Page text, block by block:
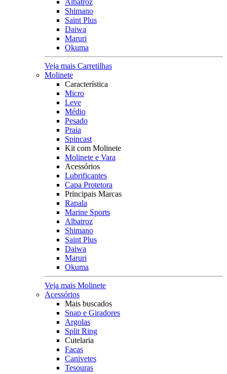
Albatroz
Shimano
Saint Plus
Daiwa
Maruri
Okuma
Veja mais Carretilhas
Molinete
Característica
Micro
Leve
Médio
Pesado
Praia
Spincast
Kit com Molinete
Molinete e Vara
Acessórios
Lubrificantes
Capa Protetora
Principais Marcas
Rapala
Marine Sports
Albatroz
Shimano
Saint Plus
Daiwa
Maruri
Okuma
Veja mais Molinete
Acessórios
Mais buscados
Snap e Giradores
Argolas
Split Ring
Cutelaria
Facas
Canivetes
Tesouras